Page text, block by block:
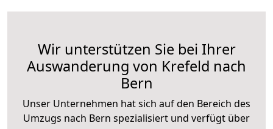
Wir unterstützen Sie bei Ihrer
Auswanderung von Krefeld nach
Bern
Unser Unternehmen hat sich auf den Bereich des
Umzugs nach Bern spezialisiert und verfügt über